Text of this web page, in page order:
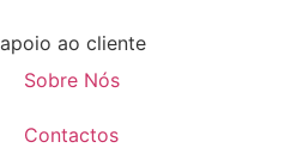
apoio ao cliente
Sobre Nós
Contactos